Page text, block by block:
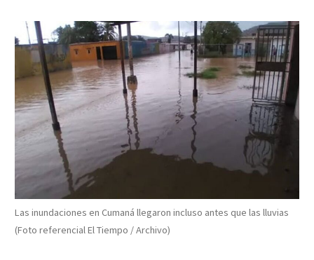
Las inundaciones en Cumaná llegaron incluso antes que las lluvias
(Foto referencial El Tiempo / Archivo)